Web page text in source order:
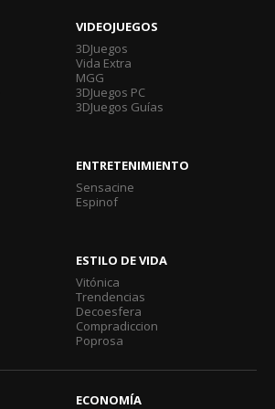
VIDEOJUEGOS
3DJuegos
Vida Extra
MGG
3DJuegos PC
3DJuegos Guías
ENTRETENIMIENTO
Sensacine
Espinof
ESTILO DE VIDA
Vitónica
Trendencias
Decoesfera
Compradiccion
Poprosa
ECONOMÍA